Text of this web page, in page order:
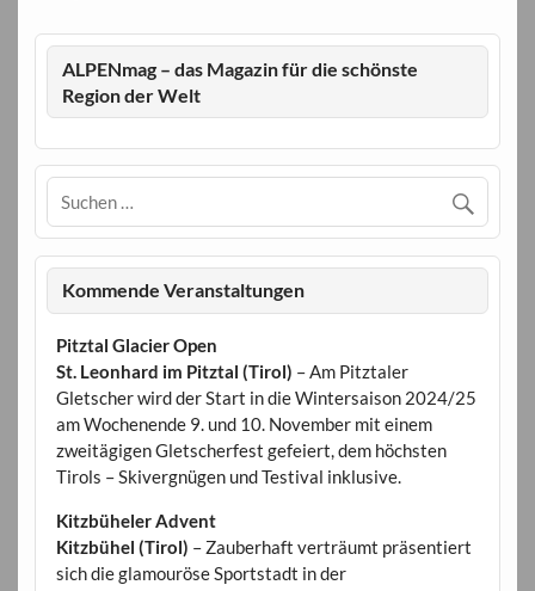
ALPENmag – das Magazin für die schönste
Region der Welt
Kommende Veranstaltungen
Pitztal Glacier Open
St. Leonhard im Pitztal (Tirol) – Am Pitztaler
Gletscher wird der Start in die Wintersaison 2024/25
am Wochenende 9. und 10. November mit einem
zweitägigen Gletscherfest gefeiert, dem höchsten
Tirols – Skivergnügen und Testival inklusive.
Kitzbüheler Advent
Kitzbühel (Tirol) – Zauberhaft verträumt präsentiert
sich die glamouröse Sportstadt in der